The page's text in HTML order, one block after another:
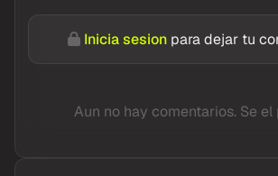
Inicia sesion para dejar tu
Aun no hay comentarios. Se el